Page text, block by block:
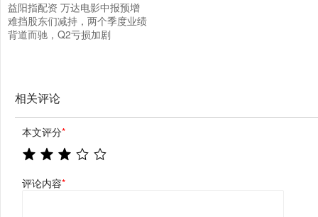
益阳指配资 万达电影中报预增
难挡股东们减持，两个季度业绩
背道而驰，Q2亏损加剧
相关评论
本文评分*
评论内容*